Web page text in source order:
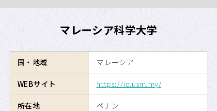
マレーシア科学大学
国・地域 マレーシア
WEBサイト https://io.usm.my/
所在地 ペナン
大学検索
海外交換留学
危機管理
留学のための奨学金制度